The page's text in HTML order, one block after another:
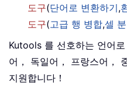
도구(단어로 변환하기,
도구(고급 행 병합,셀
Kutools 를 선호하는 언어
어， 독일어， 프랑스어，
지원합니다！